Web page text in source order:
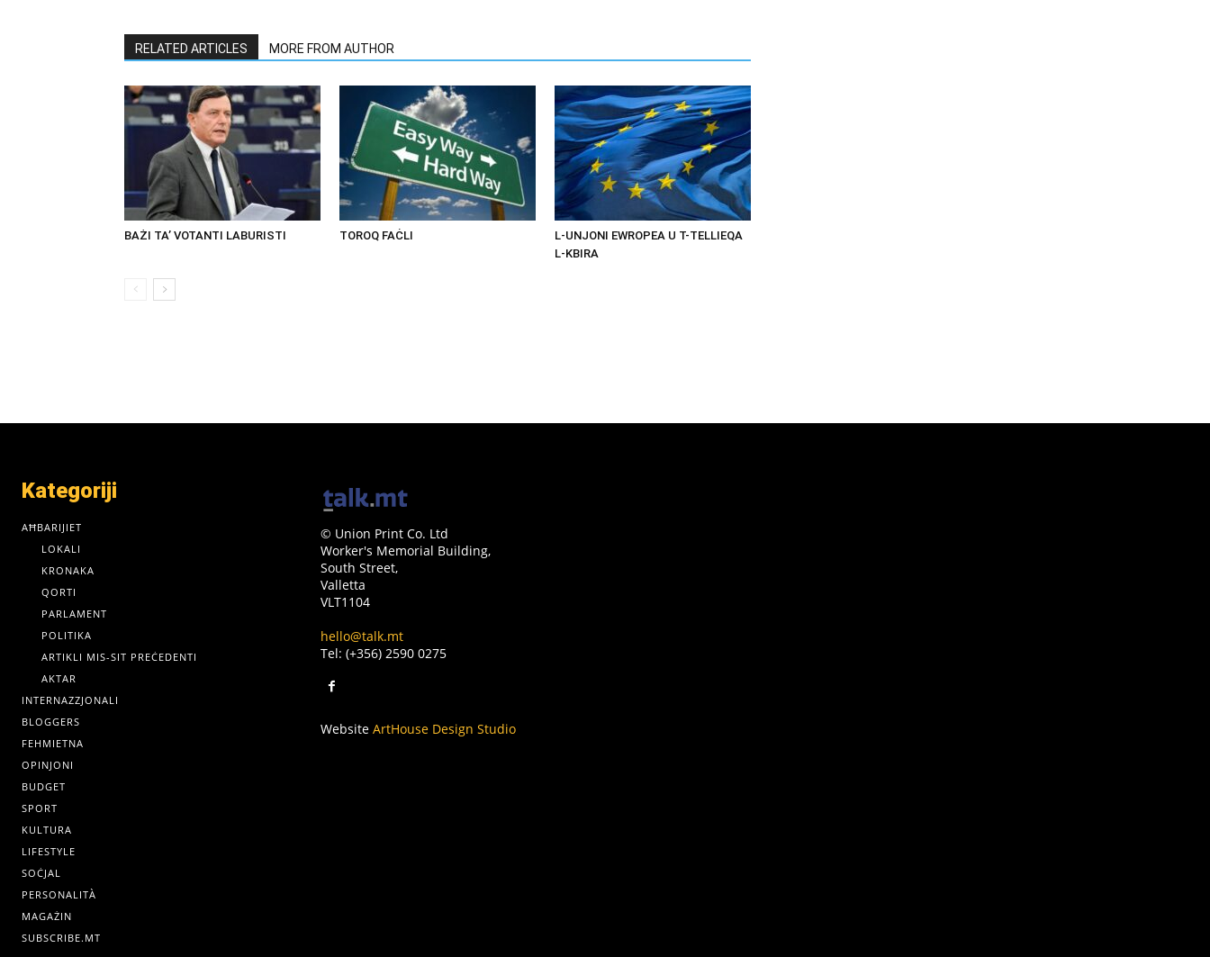
RELATED ARTICLES MORE FROM AUTHOR
BAŻI TA’ VOTANTI LABURISTI TOROQ FAĊLI
L-UNJONI EWROPEA U T-TELLIEQA
L-KBIRA
Kategoriji
AĦBARIJIET
LOKALI
KRONAKA
QORTI
PARLAMENT
POLITIKA
ARTIKLI MIS-SIT PREĊEDENTI
AKTAR
INTERNAZZJONALI
BLOGGERS
FEHMIETNA
OPINJONI
BUDGET
SPORT
KULTURA
LIFESTYLE
SOĊJAL
PERSONALITÀ
MAGAŻIN
SUBSCRIBE.MT
© Union Print Co. Ltd
Worker's Memorial Building,
South Street,
Valletta
VLT1104
hello@talk.mt
Tel: (+356) 2590 0275
Website ArtHouse Design Studio